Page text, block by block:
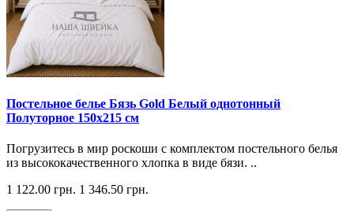
Постельное белье Бязь Gold Белый однотонный
Полуторное 150х215 см
Погрузитесь в мир роскоши с комплектом постельного белья
из высококачественного хлопка в виде бязи. ..
1 122.00 грн. 1 346.50 грн.